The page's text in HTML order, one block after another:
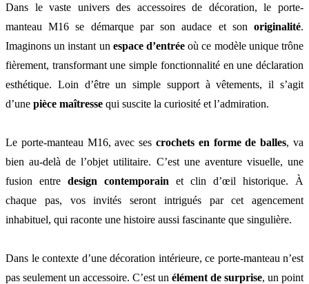
Dans le vaste univers des accessoires de décoration, le porte-
manteau M16 se démarque par son audace et son originalité.
Imaginons un instant un espace d’entrée où ce modèle unique trône
fièrement, transformant une simple fonctionnalité en une déclaration
esthétique. Loin d’être un simple support à vêtements, il s’agit
d’une pièce maîtresse qui suscite la curiosité et l’admiration.
Le porte-manteau M16, avec ses crochets en forme de balles, va
bien au-delà de l’objet utilitaire. C’est une aventure visuelle, une
fusion entre design contemporain et clin d’œil historique. À
chaque pas, vos invités seront intrigués par cet agencement
inhabituel, qui raconte une histoire aussi fascinante que singulière.
Dans le contexte d’une décoration intérieure, ce porte-manteau n’est
pas seulement un accessoire. C’est un élément de surprise, un point